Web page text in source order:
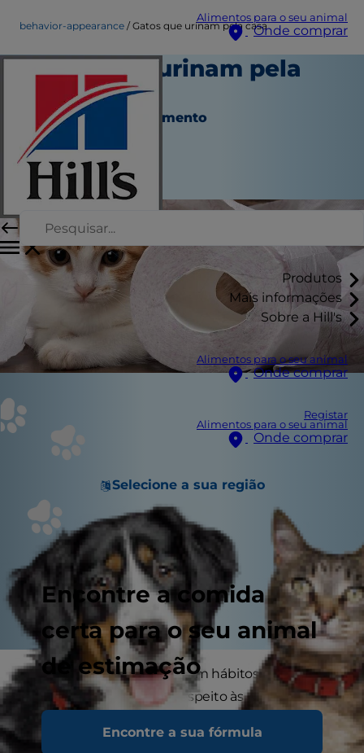
Alimentos para o seu animal
Onde comprar
Produtos
Mais informações
Sobre a Hill's
Alimentos para o seu animal
Onde comprar
Registar
Alimentos para o seu animal
Onde comprar
Selecione a sua região
Encontre a comida
certa para o seu animal
de estimação
Encontre a sua fórmula
behavior-appearance Gatos que urinam pela casa
Gatos que urinam pela
casa
Aspeto e comportamento
Autor da equipe
|
Janeiro 24, 2025
A maior parte dos gatos têm hábitos bastante
particulares no que diz respeito às necessidades
fisiológicas e usam, habitualmente, a caixa de
areia em casa ou vão ao jardim. No entanto, se o